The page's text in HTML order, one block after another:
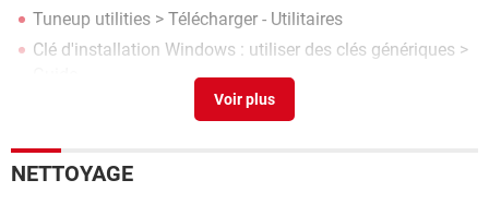
Tuneup utilities > Télécharger - Utilitaires
Clé d'installation Windows : utiliser des clés génériques >
> Télécharger - Nettoyage
NETTOYAGE